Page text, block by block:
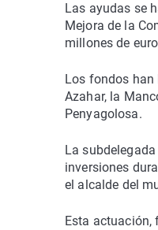
Las ayudas se
Mejora de la
millones de
Los fondos
Azahar, la
Penyagolosa.
La
inversiones
el alcalde del
Esta actuación,